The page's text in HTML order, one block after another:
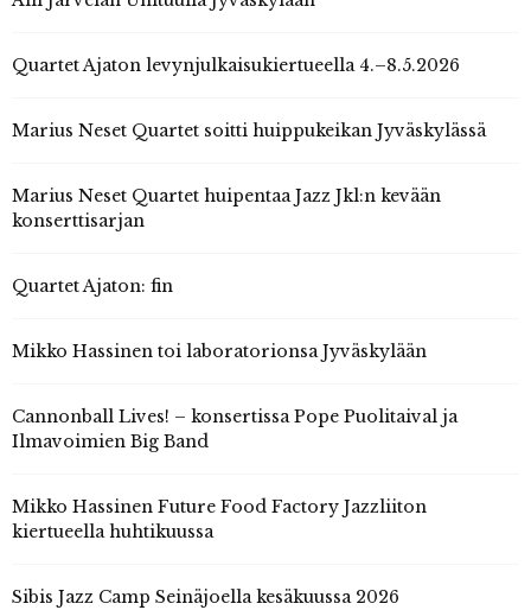
Quartet Ajaton levynjulkaisukiertueella 4.–8.5.2026
Marius Neset Quartet soitti huippukeikan Jyväskylässä
Marius Neset Quartet huipentaa Jazz Jkl:n kevään
konserttisarjan
Quartet Ajaton: fin
Mikko Hassinen toi laboratorionsa Jyväskylään
Cannonball Lives! – konsertissa Pope Puolitaival ja
Ilmavoimien Big Band
Mikko Hassinen Future Food Factory Jazzliiton
kiertueella huhtikuussa
Sibis Jazz Camp Seinäjoella kesäkuussa 2026